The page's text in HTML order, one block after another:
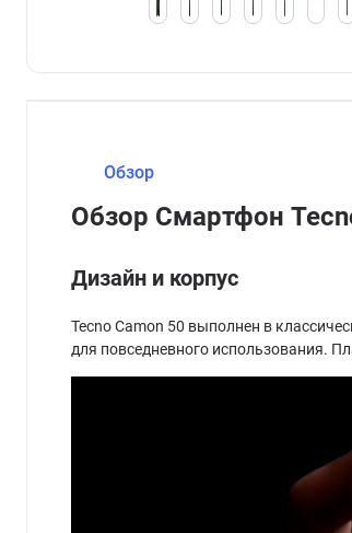
Обзор
Обзор Смартфон
Дизайн и корпус
Tecno Camon 50 выполнен в
для повседневного использования.